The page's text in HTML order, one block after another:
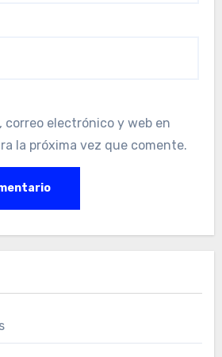
correo electrónico y web en
la próxima vez que comente.